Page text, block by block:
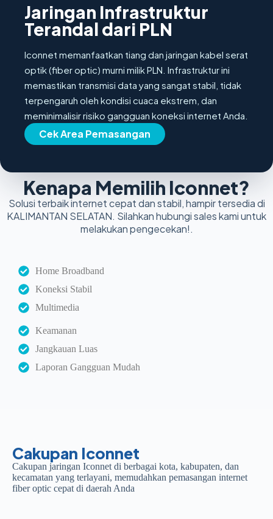
Jaringan Infrastruktur
Terandal dari PLN
Iconnet memanfaatkan tiang dan jaringan kabel serat
optik (fiber optic) murni milik PLN. Infrastruktur ini
memastikan transmisi data yang sangat stabil, tidak
terpengaruh oleh kondisi cuaca ekstrem, dan
meminimalisir risiko gangguan koneksi internet Anda.
Cek Area Pemasangan
Kenapa Memilih Iconnet?
Solusi terbaik internet cepat dan stabil, hampir tersedia di
KALIMANTAN SELATAN. Silahkan hubungi sales kami untuk
melakukan pengecekan!.
Home Broadband
Koneksi Stabil
Multimedia
Keamanan
Jangkauan Luas
Laporan Gangguan Mudah
Cakupan Iconnet
Cakupan jaringan Iconnet di berbagai kota, kabupaten, dan
kecamatan yang terlayani, memudahkan pemasangan internet
fiber optic cepat di daerah Anda